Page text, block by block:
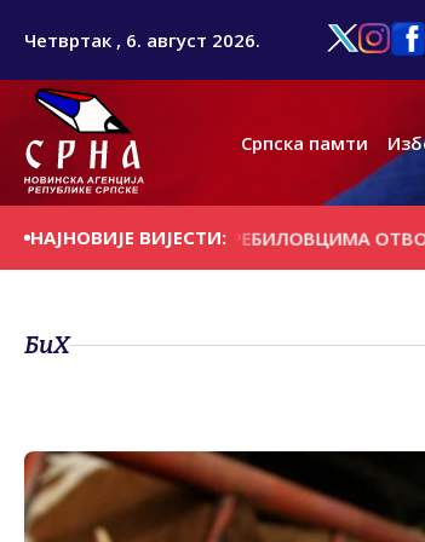
Четвртак , 6. август 2026.
Српска памти
НАЈНОВИЈЕ ВИЈЕСТИ:
ДАН У ПРЕБИЛОВЦИМА ОTВОРЕНА
БиХ